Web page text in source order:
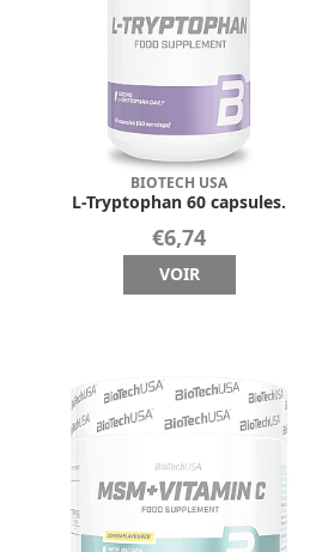
BIOTECH USA
L-Tryptophan 60 capsules.
€6,74
VOIR